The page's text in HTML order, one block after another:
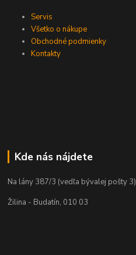
Servis
Všetko o nákupe
Obchodné podmienky
Kontakty
Kde nás nájdete
Na lány 387/3 (vedľa bývalej pošty 3)
Žilina - Budatín, 010 03